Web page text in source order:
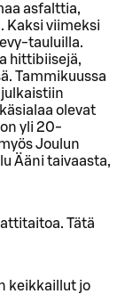
asfalttia,
Kaksi viimeksi
tauluilla.
hittibiisejä,
Tammikuussa
olevat
yli 20-
Joulun
Ääni taivaasta,
Tätä
keikkaillut jo